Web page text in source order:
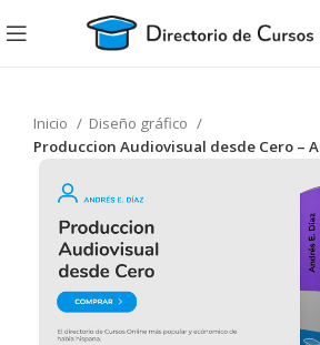
Inicio
Diseño gráfico
Produccion Audiovisual desde Cero –